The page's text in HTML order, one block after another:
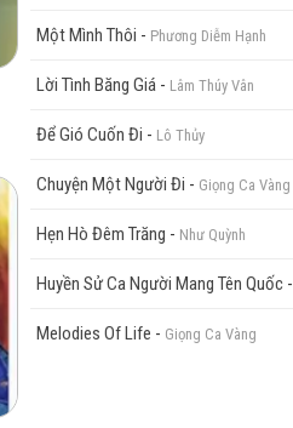
Một Mình Thôi - Phương Diễm Hạnh
Lời Tình Băng Giá - Lâm Thúy Vân
Để Gió Cuốn Đi - Lô Thủy
Chuyện Một Người Đi - Giọng Ca Vàng
Hẹn Hò Đêm Trăng - Như Quỳnh
Huyền Sử Ca Người Mang Tên Quốc -
Melodies Of Life - Giọng Ca Vàng